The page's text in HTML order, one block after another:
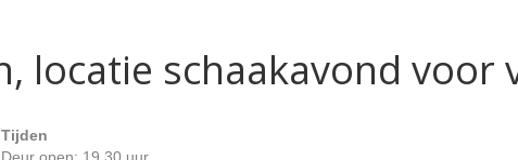
locatie schaakavond voor
Tijden